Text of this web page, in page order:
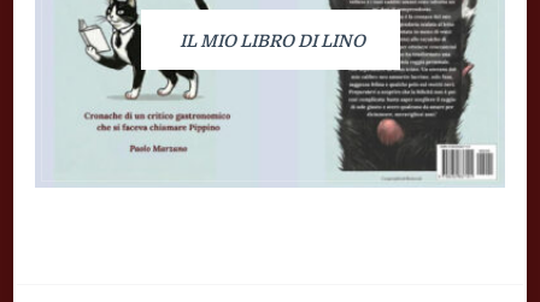
IL MIO LIBRO DI LINO